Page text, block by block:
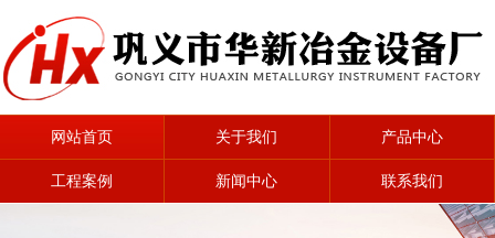
网站首页 关于我们 产品中心
工程案例 新闻中心 联系我们